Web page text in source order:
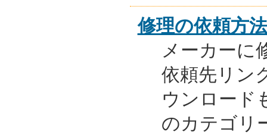
修理の依頼方法
メーカーに
依頼先リン
ウンロード
のカテゴリ